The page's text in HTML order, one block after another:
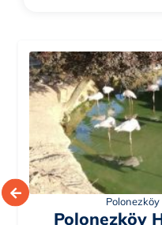
Park